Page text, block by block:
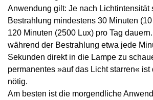
Anwendung gilt: Je nach Lichtintensität
Bestrahlung mindestens 30 Minuten
120 Minuten (2500 Lux) pro Tag
während der Bestrahlung etwa jede
Sekunden direkt in die Lampe zu
permanentes »auf das Licht starren«
nötig.
Am besten ist die morgendliche